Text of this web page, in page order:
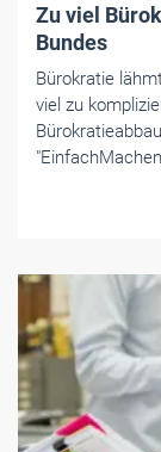
Zu viel
Bundes
Bürokratie
viel zu